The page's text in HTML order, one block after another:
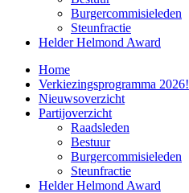
Burgercommisieleden
Steunfractie
Helder Helmond Award
Home
Verkiezingsprogramma 2026!
Nieuwsoverzicht
Partijoverzicht
Raadsleden
Bestuur
Burgercommisieleden
Steunfractie
Helder Helmond Award